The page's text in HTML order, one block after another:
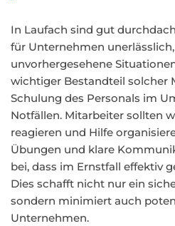
In Laufach sind gut
für Unternehmen
unvorhergesehene
wichtiger Bestandteil solcher
Schulung des Personals im
Notfällen. Mitarbeiter sollten
reagieren und Hilfe
Übungen und klare
bei, dass im Ernstfall effektiv
Dies schafft nicht nur ein
sondern minimiert auch
Unternehmen.